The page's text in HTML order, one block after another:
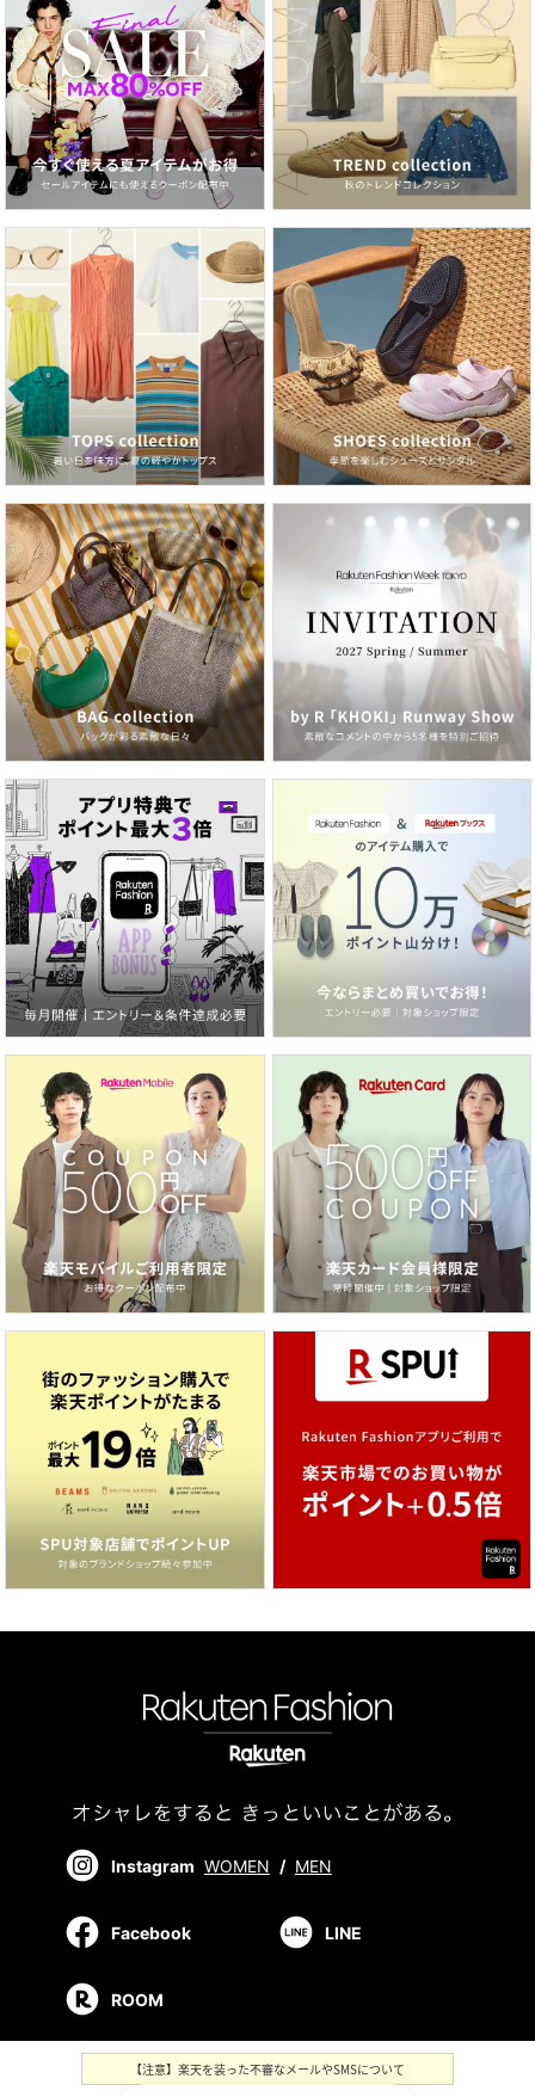
Instagram WOMEN / MEN
Facebook LINE
ROOM
【注意】楽天を装った不審なメールやSMSについて